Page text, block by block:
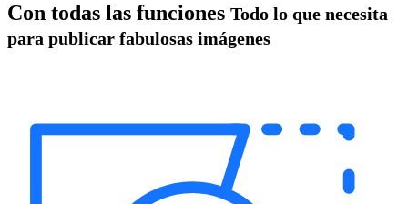
Con todas las funciones Todo lo que necesita
para publicar fabulosas imágenes